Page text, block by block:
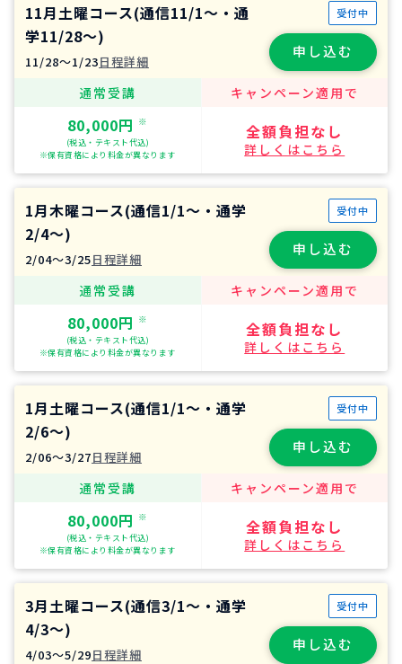
11月土曜コース(通信11/1～・通
学11/28～)
11/28〜1/23日程詳細
受付中
申し込む
通常受講
80,000円 ※
(税込・テキスト代込)
※保有資格により料金が異なります
キャンペーン適用で
全額負担なし
詳しくはこちら
1月木曜コース(通信1/1～・通学
2/4～)
2/04〜3/25日程詳細
受付中
申し込む
通常受講
80,000円 ※
(税込・テキスト代込)
※保有資格により料金が異なります
キャンペーン適用で
全額負担なし
詳しくはこちら
1月土曜コース(通信1/1～・通学
2/6～)
2/06〜3/27日程詳細
受付中
申し込む
通常受講
80,000円 ※
(税込・テキスト代込)
※保有資格により料金が異なります
キャンペーン適用で
全額負担なし
詳しくはこちら
3月土曜コース(通信3/1～・通学
4/3～)
4/03〜5/29日程詳細
受付中
申し込む